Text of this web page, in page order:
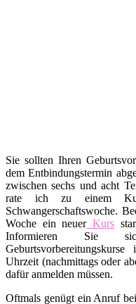
Sie sollten Ihren
dem Entbindungstermin
zwischen sechs und acht
rate ich zu einem
Schwangerschaftswoche.
Woche ein neuerKurs
Informieren Sie
Uhrzeit (nachmittags oder
dafür anmelden müssen.
Oftmals genügt ein Anruf